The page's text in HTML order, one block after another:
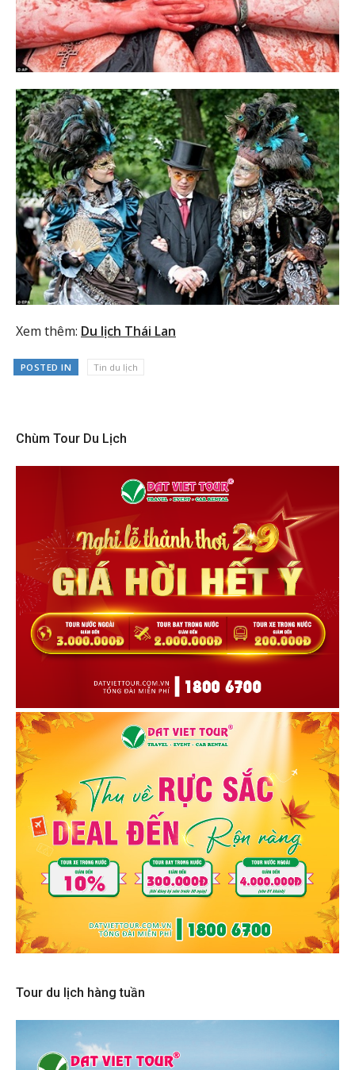
Xem thêm: Du lịch Thái Lan
POSTED IN Tin du lịch
Chùm Tour Du Lịch
Tour du lịch hàng tuần